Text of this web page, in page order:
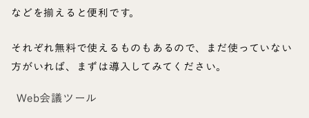
などを揃えると便利です。
それぞれ無料で使えるものもあるので、まだ使っていない
方がいれば、まずは導入してみてください。
Web会議ツール